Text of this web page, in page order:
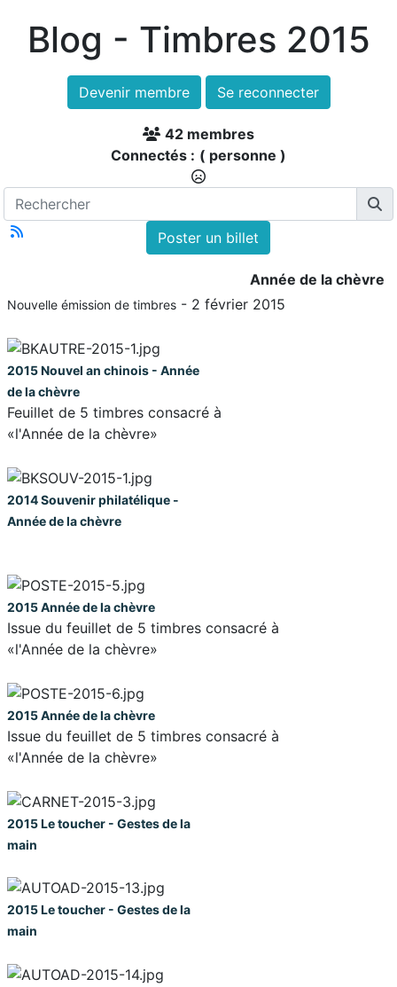
Blog - Timbres 2015
Devenir membre Se reconnecter
42 membres
Connectés : ( personne )
Poster un billet
Année de la chèvre
Nouvelle émission de timbres - 2 février 2015
2015Nouvel an chinois - Année
de la chèvre
Feuillet de 5 timbres consacré à
«l'Année de la chèvre»
2014Souvenir philatélique -
Année de la chèvre
2015Année de la chèvre
Issue du feuillet de 5 timbres consacré à
«l'Année de la chèvre»
2015Année de la chèvre
Issue du feuillet de 5 timbres consacré à
«l'Année de la chèvre»
2015Le toucher - Gestes de la
main
2015Le toucher - Gestes de la
main